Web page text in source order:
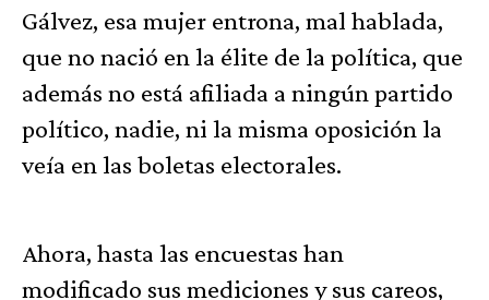
Gálvez, esa mujer entrona, mal hablada,
que no nació en la élite de la política, que
además no está afiliada a ningún partido
político, nadie, ni la misma oposición la
veía en las boletas electorales.
Ahora, hasta las encuestas han
modificado sus mediciones y sus careos,